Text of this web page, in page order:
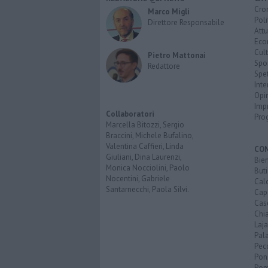
Marco Migli
Direttore Responsabile
Pietro Mattonai
Redattore
Collaboratori
Marcella Bitozzi, Sergio
Braccini, Michele Bufalino,
Valentina Caffieri, Linda
Giuliani, Dina Laurenzi,
Monica Nocciolini, Paolo
Nocentini, Gabriele
Santarnecchi, Paola Silvi.
Buti